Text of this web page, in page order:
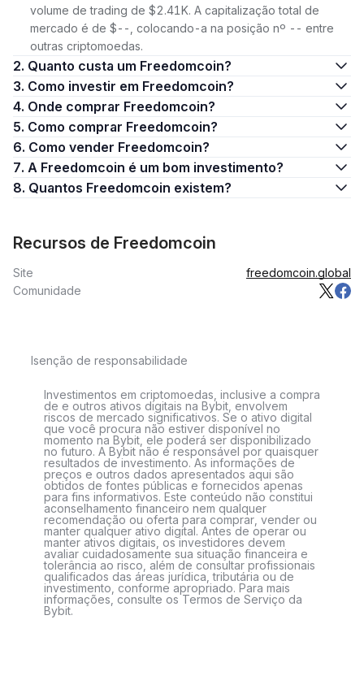
volume de trading de $2.41K. A capitalização total de
mercado é de $--, colocando-a na posição nº -- entre
outras criptomoedas.
2. Quanto custa um Freedomcoin?
3. Como investir em Freedomcoin?
4. Onde comprar Freedomcoin?
5. Como comprar Freedomcoin?
6. Como vender Freedomcoin?
7. A Freedomcoin é um bom investimento?
8. Quantos Freedomcoin existem?
Recursos de Freedomcoin
Site
freedomcoin.global
Comunidade
Isenção de responsabilidade
Investimentos em criptomoedas, inclusive a compra
de e outros ativos digitais na Bybit, envolvem
riscos de mercado significativos. Se o ativo digital
que você procura não estiver disponível no
momento na Bybit, ele poderá ser disponibilizado
no futuro. A Bybit não é responsável por quaisquer
resultados de investimento. As informações de
preços e outros dados apresentados aqui são
obtidos de fontes públicas e fornecidos apenas
para fins informativos. Este conteúdo não constitui
aconselhamento financeiro nem qualquer
recomendação ou oferta para comprar, vender ou
manter qualquer ativo digital. Antes de operar ou
manter ativos digitais, os investidores devem
avaliar cuidadosamente sua situação financeira e
tolerância ao risco, além de consultar profissionais
qualificados das áreas jurídica, tributária ou de
investimento, conforme apropriado. Para mais
informações, consulte os Termos de Serviço da
Bybit.